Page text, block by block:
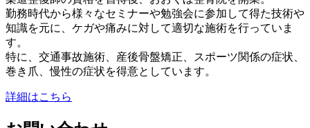
勤務時代から様々なセミナーや勉強会に参加して得た技術や
知識を元に、ケガや痛みに対して適切な施術を行っていま
す。
特に、交通事故施術、産後骨盤矯正、スポーツ関係の症状、
巻き爪、慢性の症状を得意としています。
詳細はこちら